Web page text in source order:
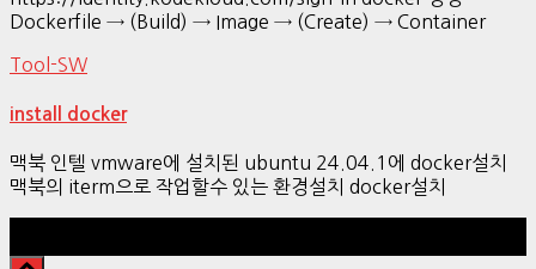
Dockerfile → (Build) → Image → (Create) → Container
Tool-SW
install docker
맥북 인텔 vmware에 설치된 ubuntu 24.04.1에 docker설치
맥북의 iterm으로 작업할수 있는 환경설치 docker설치